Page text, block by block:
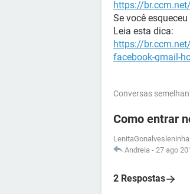
https://
Se você
Leia esta dica:
https://
facebook-gmail-
Conversas
Como entrar
LenitaGonalvesleninha
Andreia - 27 ago
2 Respostas